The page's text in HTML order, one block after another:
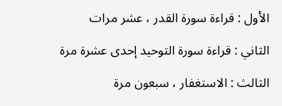
الأول : قراءة سورة القدر ، عشر مرات
الثاني : قراءة سورة التوحيد إحدى عشرة مرة
الثالث : الاستغفار ، سبعون مرة